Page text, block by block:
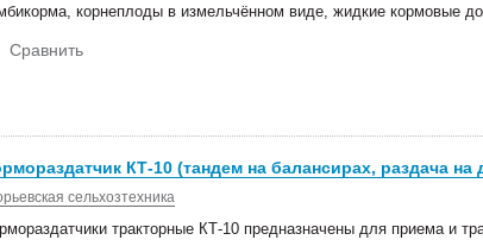
корнеплоды в измельчённом виде, жидкие кормовые
Сравнить
КТ-10 (тандем на балансирах, раздача на
сельхозтехника
тракторные КТ-10 предназначены для приема и